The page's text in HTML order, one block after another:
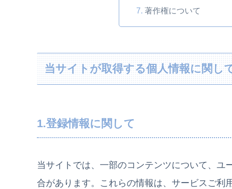
著作権について
当サイトが取得する個人情報に関し
1.登録情報に関して
当サイトでは、一部のコンテンツについて、ユ
合があります。これらの情報は、サービスご利